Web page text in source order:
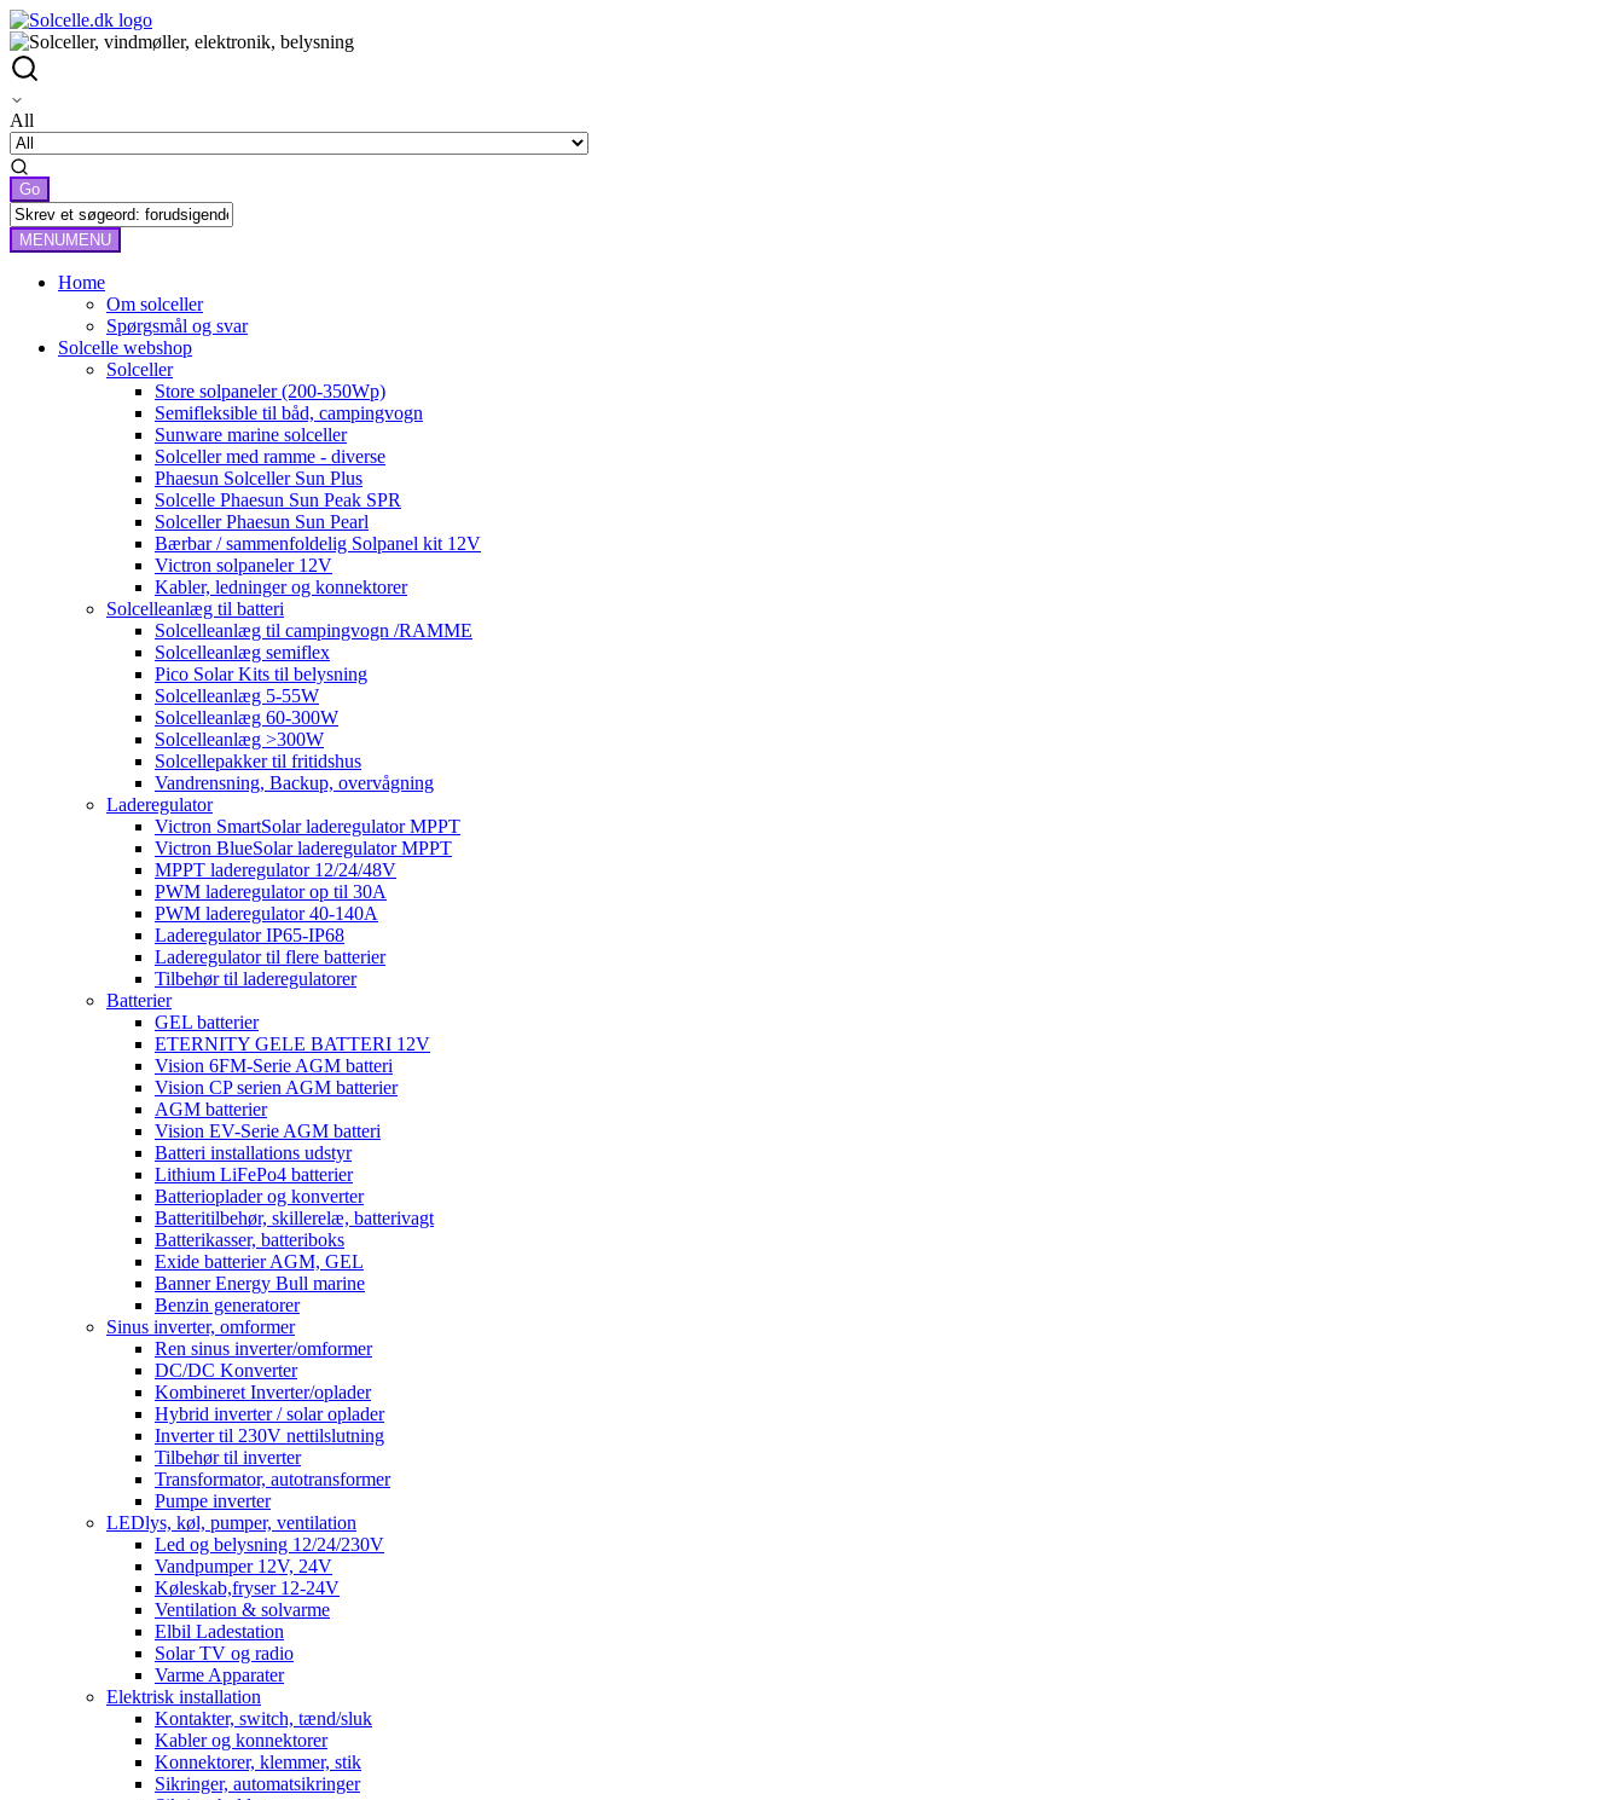
All
MENUMENU
Home
Om solceller
Spørgsmål og svar
Solcelle webshop
Solceller
Store solpaneler (200-350Wp)
Semifleksible til båd, campingvogn
Sunware marine solceller
Solceller med ramme - diverse
Phaesun Solceller Sun Plus
Solcelle Phaesun Sun Peak SPR
Solceller Phaesun Sun Pearl
Bærbar / sammenfoldelig Solpanel kit 12V
Victron solpaneler 12V
Kabler, ledninger og konnektorer
Solcelleanlæg til batteri
Solcelleanlæg til campingvogn /RAMME
Solcelleanlæg semiflex
Pico Solar Kits til belysning
Solcelleanlæg 5-55W
Solcelleanlæg 60-300W
Solcelleanlæg >300W
Solcellepakker til fritidshus
Vandrensning, Backup, overvågning
Laderegulator
Victron SmartSolar laderegulator MPPT
Victron BlueSolar laderegulator MPPT
MPPT laderegulator 12/24/48V
PWM laderegulator op til 30A
PWM laderegulator 40-140A
Laderegulator IP65-IP68
Laderegulator til flere batterier
Tilbehør til laderegulatorer
Batterier
GEL batterier
ETERNITY GELE BATTERI 12V
Vision 6FM-Serie AGM batteri
Vision CP serien AGM batterier
AGM batterier
Vision EV-Serie AGM batteri
Batteri installations udstyr
Lithium LiFePo4 batterier
Batterioplader og konverter
Batteritilbehør, skillerelæ, batterivagt
Batterikasser, batteriboks
Exide batterier AGM, GEL
Banner Energy Bull marine
Benzin generatorer
Sinus inverter, omformer
Ren sinus inverter/omformer
DC/DC Konverter
Kombineret Inverter/oplader
Hybrid inverter / solar oplader
Inverter til 230V nettilslutning
Tilbehør til inverter
Transformator, autotransformer
Pumpe inverter
LEDlys, køl, pumper, ventilation
Led og belysning 12/24/230V
Vandpumper 12V, 24V
Køleskab,fryser 12-24V
Ventilation & solvarme
Elbil Ladestation
Solar TV og radio
Varme Apparater
Elektrisk installation
Kontakter, switch, tænd/sluk
Kabler og konnektorer
Konnektorer, klemmer, stik
Sikringer, automatsikringer